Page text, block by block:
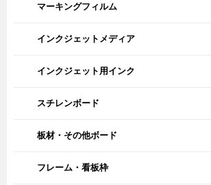
マーキングフィルム
インクジェットメディア
インクジェット用インク
スチレンボード
板材・その他ボード
フレーム・看板枠